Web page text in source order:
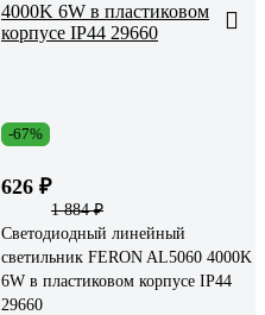
-67%
626 ₽
1 884 ₽
Светодиодный линейный
светильник FERON AL5060 4000K
6W в пластиковом корпусе IP44
29660